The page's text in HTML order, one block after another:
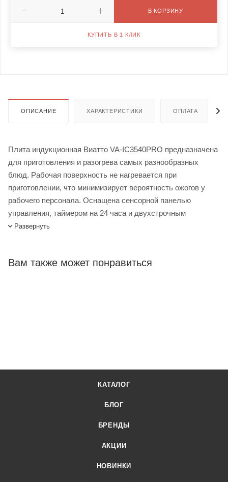
В КОРЗИНУ
КУПИТЬ В 1 КЛИК
ОПИСАНИЕ ХАРАКТЕРИСТИКИ ОПЛАТА
Плита индукционная Виатто VA-IC3540PRO предназначена
для приготовления и разогрева самых разнообразных
блюд. Рабочая поверхность не нагревается при
приготовлении, что минимизирует вероятность ожогов у
рабочего персонала. Оснащена сенсорной панелью
управления, таймером на 24 часа и двухстрочным
дисплеем. Имеет усиленные ножки. Подходит для
предприятиях общественного питания и торговли малого и
Плита индукционная Viatto VA-IC3540PRO от официального
через корзину личного кабинета.
Развернуть
Вам также может понравиться
КАТАЛОГ
БЛОГ
БРЕНДЫ
АКЦИИ
НОВИНКИ